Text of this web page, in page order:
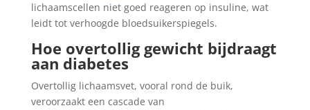
lichaamscellen niet goed reageren op insuline, wat
leidt tot verhoogde bloedsuikerspiegels.
Hoe overtollig gewicht bijdraagt
aan diabetes
Overtollig lichaamsvet, vooral rond de buik,
veroorzaakt een cascade van